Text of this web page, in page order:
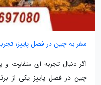
سفر به چین در فصل پاییز؛
اگر دنبال تجربه ای متفاوت
چین در فصل پاییز یکی از